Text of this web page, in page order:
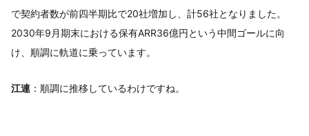
で契約者数が前四半期比で20社増加し、計56社となりました。
2030年9月期末における保有ARR36億円という中間ゴールに向
け、順調に軌道に乗っています。
江連 ：順調に推移しているわけですね。